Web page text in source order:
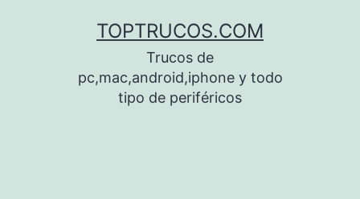
TOPTRUCOS.COM
Trucos de
pc,mac,android,iphone y todo
tipo de periféricos